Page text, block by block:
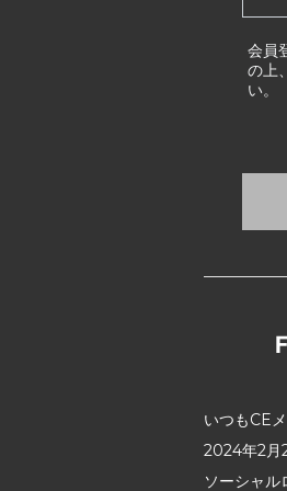
会員
の上
い。
いつもCE
2024年2月
ソーシャ